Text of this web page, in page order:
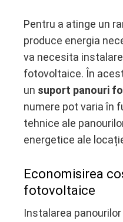
Pentru a atinge un
produce energia
va necesita
fotovoltaice. În
un suport panouri
numere pot varia în
tehnice ale
energetice ale
Economisirea
fotovoltaice
Instalarea